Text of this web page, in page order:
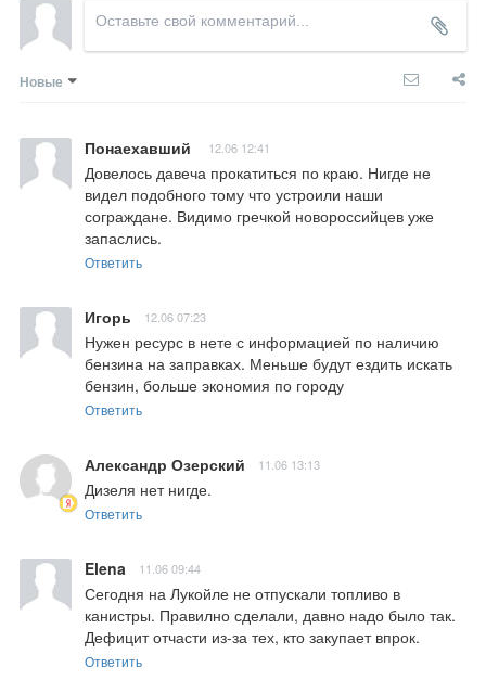
Новые
Понаехавший 12.06 12:41
Довелось давеча прокатиться по краю. Нигде не
видел подобного тому что устроили наши
сограждане. Видимо гречкой новороссийцев уже
запаслись.
Ответить
Игорь 12.06 07:23
Нужен ресурс в нете с информацией по наличию
бензина на заправках. Меньше будут ездить искать
бензин, больше экономия по городу
Ответить
Александр Озерский 11.06 13:13
Дизеля нет нигде.
Ответить
Elena 11.06 09:44
Сегодня на Лукойле не отпускали топливо в
канистры. Правилно сделали, давно надо было так.
Дефицит отчасти из-за тех, кто закупает впрок.
Ответить